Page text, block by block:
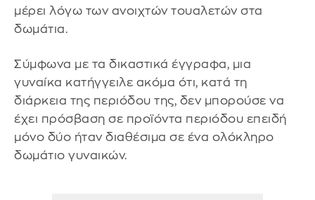
μέρει λόγω των ανοιχτών τουαλετών στα
δωμάτια.
Σύμφωνα με τα δικαστικά έγγραφα, μια
γυναίκα κατήγγειλε ακόμα ότι, κατά τη
διάρκεια της περιόδου της, δεν μπορούσε να
έχει πρόσβαση σε προϊόντα περιόδου επειδή
μόνο δύο ήταν διαθέσιμα σε ένα ολόκληρο
δωμάτιο γυναικών.